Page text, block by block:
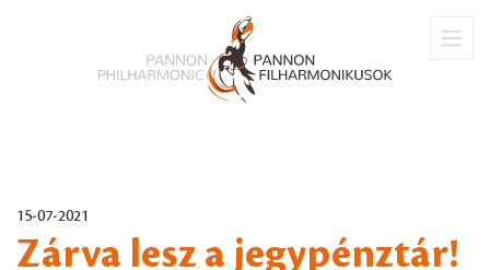
15-07-2021
Zárva lesz a jegypénztár!